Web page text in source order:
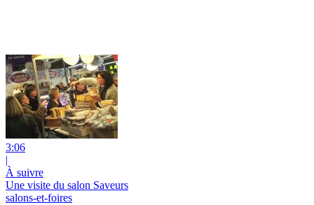
3:06
|
À suivre
Une visite du salon Saveurs
salons-et-foires